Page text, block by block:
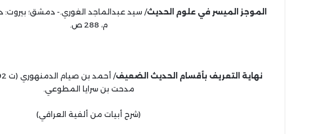
الموجز الميسر في علوم الحديث
م، 288 ص.
نهاية التعريف بأقسام الحديث الضعيف
مدحت بن سرايا المطوعي.
(شرح أبيات من ألفية العراقي)